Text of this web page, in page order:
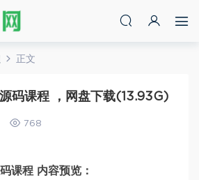
正文
码课程 ，网盘下载(13.93G)
768
课程 内容预览：